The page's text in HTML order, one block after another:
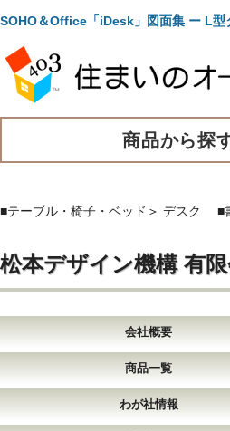
SOHO＆Office「iDesk」図面集 ー L
商品から探
■テーブル・椅子・ベッド ＞ デスク ■
松本デザイン機構 有
会社概要
商品一覧
わが社情報